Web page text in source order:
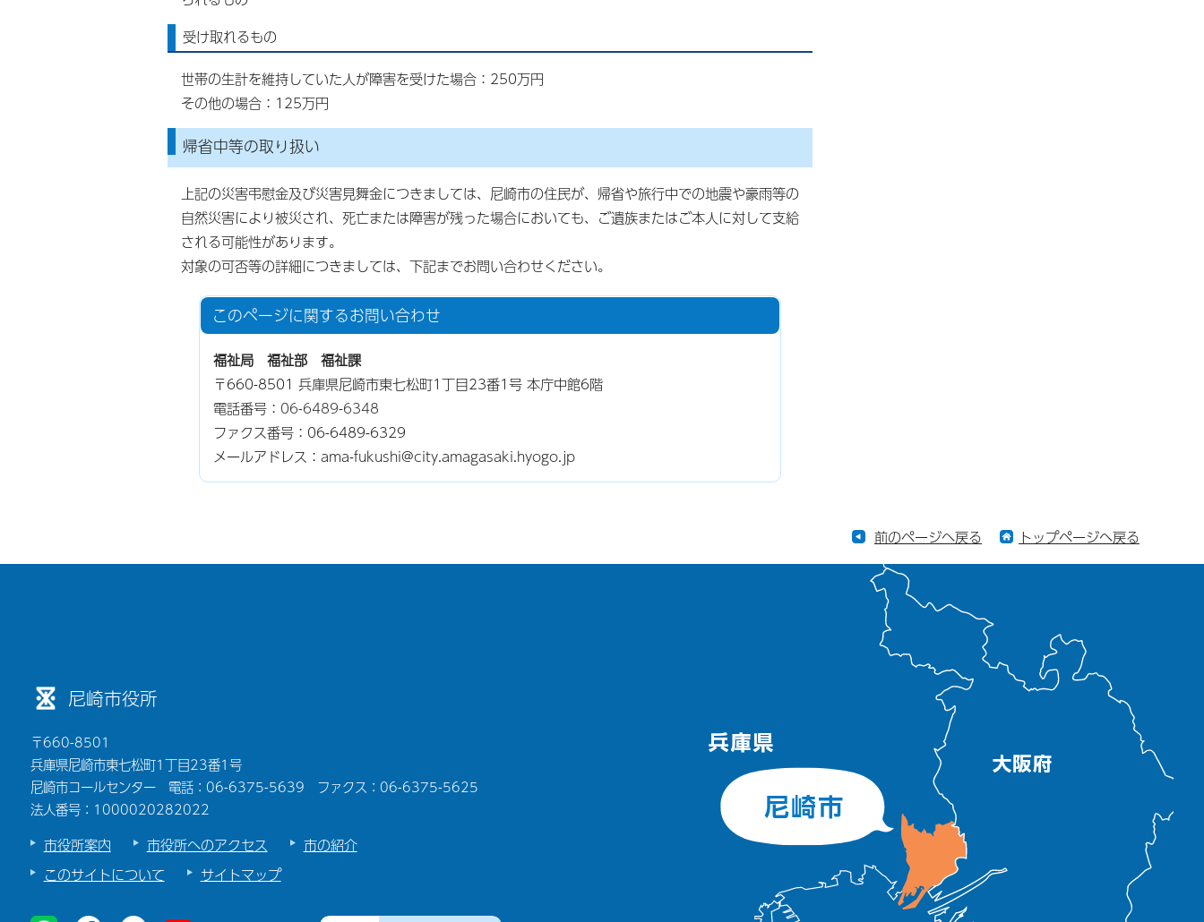
受け取れるもの
世帯の生計を維持していた人が障害を受けた場合：250万円
その他の場合：125万円
帰省中等の取り扱い
上記の災害弔慰金及び災害見舞金につきましては、尼崎市の住民が、帰省や旅行中での地震や豪雨等の
自然災害により被災され、死亡または障害が残った場合においても、ご遺族またはご本人に対して支給
される可能性があります。
対象の可否等の詳細につきましては、下記までお問い合わせください。
このページに関するお問い合わせ
福祉局 福祉部 福祉課
〒660-8501 兵庫県尼崎市東七松町1丁目23番1号 本庁中館6階
電話番号： 06-6489-6348
ファクス番号：06-6489-6329
メールアドレス：ama-fukushi@city.amagasaki.hyogo.jp
前のページへ戻る トップページへ戻る
尼崎市役所
〒660-8501
兵庫県尼崎市東七松町1丁目23番1号
尼崎市コールセンター 電話：06-6375-5639 ファクス：06-6375-5625
法人番号：1000020282022
市役所案内 市役所へのアクセス
市の紹介
このサイトについて
サイトマップ